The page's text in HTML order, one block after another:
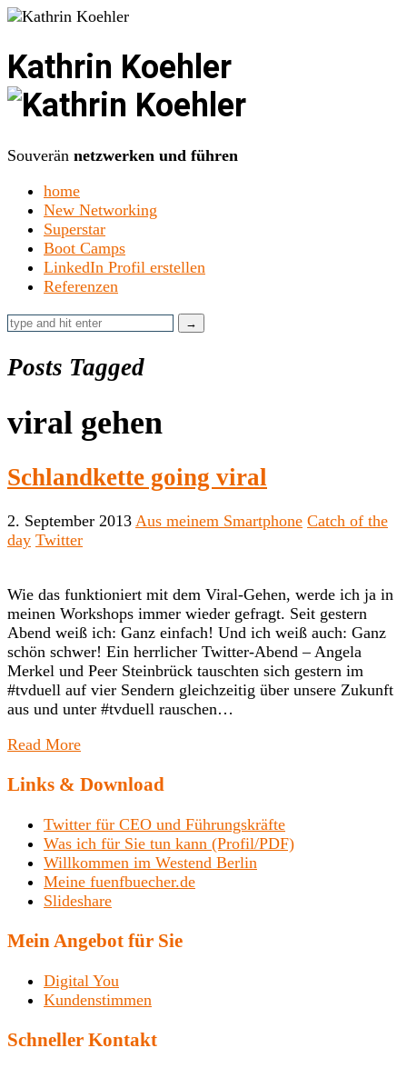
Kathrin Koehler
Souverän netzwerken und führen
home
New Networking
Superstar
Boot Camps
LinkedIn Profil erstellen
Referenzen
Posts Tagged
viral gehen
Schlandkette going viral
2. September 2013 Aus meinem Smartphone Catch of the
day Twitter
Wie das funktioniert mit dem Viral-Gehen, werde ich ja in
meinen Workshops immer wieder gefragt. Seit gestern
Abend weiß ich: Ganz einfach! Und ich weiß auch: Ganz
schön schwer! Ein herrlicher Twitter-Abend – Angela
Merkel und Peer Steinbrück tauschten sich gestern im
#tvduell auf vier Sendern gleichzeitig über unsere Zukunft
aus und unter #tvduell rauschen…
Read More
Links & Download
Twitter für CEO und Führungskräfte
Was ich für Sie tun kann (Profil/PDF)
Willkommen im Westend Berlin
Meine fuenfbuecher.de
Slideshare
Mein Angebot für Sie
Digital You
Kundenstimmen
Schneller Kontakt